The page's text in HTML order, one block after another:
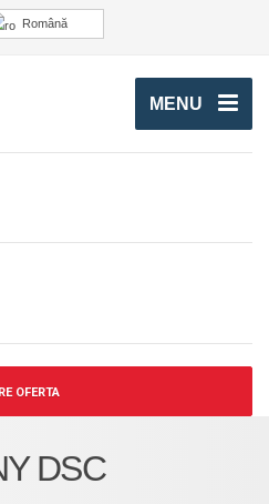
Română
MENU
OFERTA
DSC